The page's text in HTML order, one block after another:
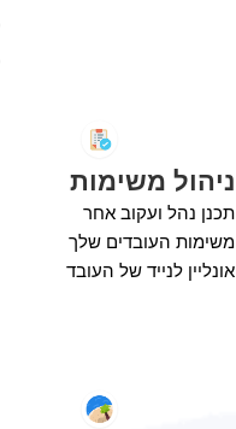
ניהול משימות
תכנן נהל ועקוב אחר
משימות העובדים שלך
אונליין לנייד של העובד